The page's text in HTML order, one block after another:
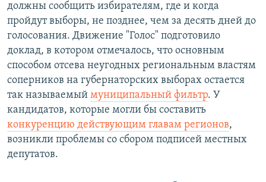
должны сообщить избирателям, где и когда
пройдут выборы, не позднее, чем за десять дней до
голосования. Движение "Голос" подготовило
доклад, в котором отмечалось, что основным
способом отсева неугодных региональным властям
соперников на губернаторских выборах остается
так называемый муниципальный фильтр. У
кандидатов, которые могли бы составить
конкуренцию действующим главам регионов,
возникли проблемы со сбором подписей местных
депутатов.